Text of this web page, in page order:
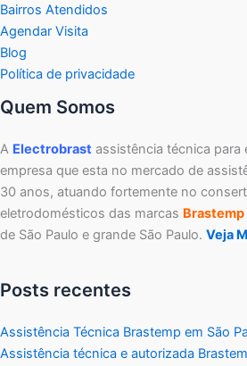
Bairros Atendidos
Agendar Visita
Blog
Política de privacidade
Quem Somos
A Electrobrast assistência técnica para
empresa que esta no mercado de
30 anos, atuando fortemente no
eletrodomésticos das marcas Brastemp
de São Paulo e grande São Paulo. Veja
Posts recentes
Assistência Técnica Brastemp em São
Assistência técnica e autorizada